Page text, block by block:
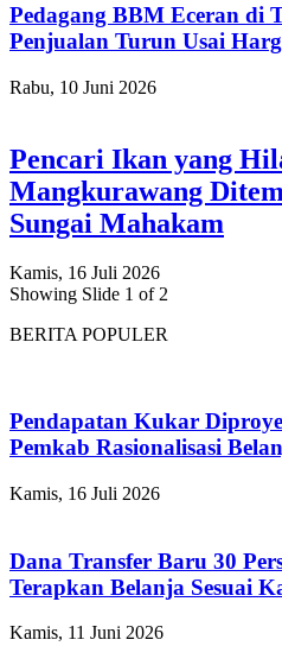
Pedagang BBM Eceran di
Penjualan Turun Usai
Rabu, 10 Juni 2026
Pencari Ikan yang
Mangkurawang
Sungai Mahakam
Kamis, 16 Juli 2026
Showing Slide 1 of 2
BERITA POPULER
Pendapatan Kukar
Pemkab Rasionalisasi
Kamis, 16 Juli 2026
Dana Transfer Baru 30
Terapkan Belanja Sesuai
Kamis, 11 Juni 2026